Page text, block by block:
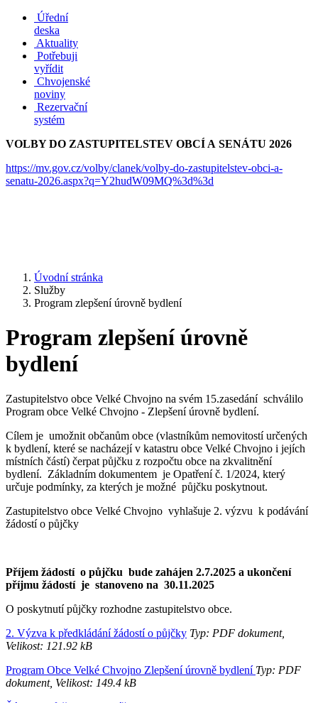
Úřední
deska
Aktuality
Potřebuji
vyřídit
Chvojenské
noviny
Rezervační
systém
VOLBY DO ZASTUPITELSTEV OBCÍ A SENÁTU 2026
https://mv.gov.cz/volby/clanek/volby-do-zastupitelstev-obci-a-
senatu-2026.aspx?q=Y2hudW09MQ%3d%3d
Úvodní stránka
Služby
Program zlepšení úrovně bydlení
Program zlepšení úrovně
bydlení
Zastupitelstvo obce Velké Chvojno na svém 15.zasedání schválilo
Program obce Velké Chvojno - Zlepšení úrovně bydlení.
Cílem je umožnit občanům obce (vlastníkům nemovitostí určených
k bydlení, které se nacházejí v katastru obce Velké Chvojno i jejích
místních částí) čerpat půjčku z rozpočtu obce na zkvalitnění
bydlení. Základním dokumentem je Opatření č. 1/2024, který
určuje podmínky, za kterých je možné půjčku poskytnout.
Zastupitelstvo obce Velké Chvojno vyhlašuje 2. výzvu k podávání
žádostí o půjčky
Příjem žádostí o půjčku bude zahájen 2.7.2025 a ukončení
příjmu žádostí je stanoveno na 30.11.2025
O poskytnutí půjčky rozhodne zastupitelstvo obce.
2. Výzva k předkládání žádostí o půjčky Typ: PDF dokument,
Velikost: 121.92 kB
Program Obce Velké Chvojno Zlepšení úrovně bydlení Typ: PDF
dokument, Velikost: 149.4 kB